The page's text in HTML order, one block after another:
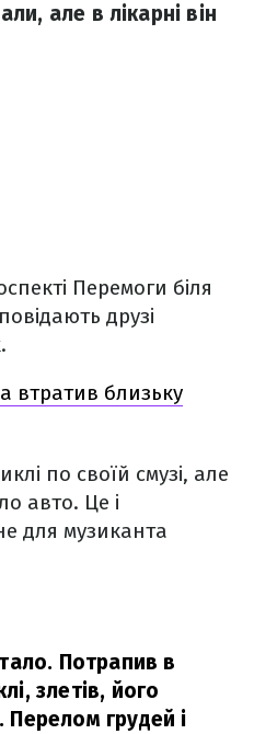
але в лікарні він
Перемоги біля
друзі
втратив близьку
по своїй смузі, але
авто. Це і
для музиканта
Потрапив в
злетів, його
грудей і